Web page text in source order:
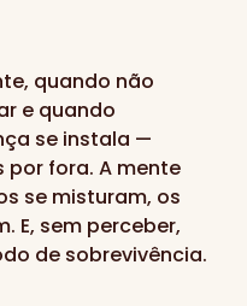
quando não
e quando
se instala —
por fora. A mente
se misturam, os
E, sem perceber,
de sobrevivência.